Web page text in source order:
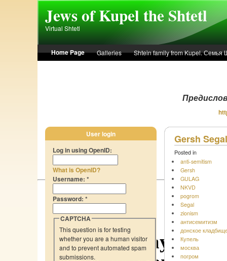
Jews of Kupel the Shtetl
Virtual Shtetl
Home Page Galleries
Shtein family from Kupel. Семья
Gersh
Posted in
anti-semitism
Gersh
GULAG
NKVD
pogrom
Segal
zionism
антисемитизм
донское
Купель
москва
погром
User login
Log in using OpenID:
What is OpenID?
Username: *
Password: *
CAPTCHA
This question is for testing
whether you are a human visitor
and to prevent automated spam
submissions.
PayPal -